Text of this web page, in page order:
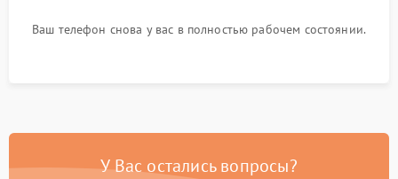
Ваш телефон снова у вас в полностью рабочем состоянии.
У Вас остались вопросы?